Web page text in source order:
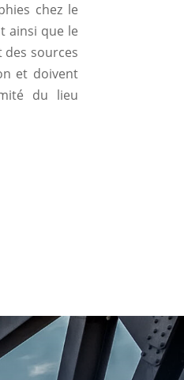
chez le
ainsi que le
des sources
et doivent
du lieu